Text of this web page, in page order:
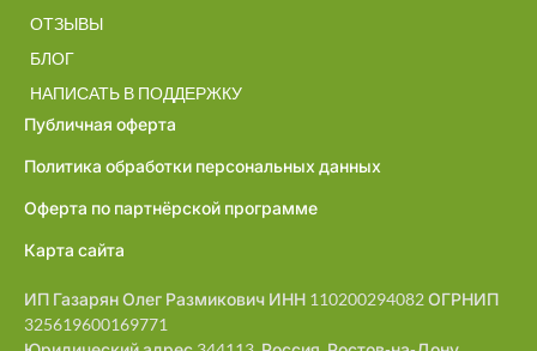
ОТЗЫВЫ
БЛОГ
НАПИСАТЬ В ПОДДЕРЖКУ
Публичная оферта
Политика обработки персональных данных
Оферта по партнёрской программе
Карта сайта
ИП Газарян Олег Размикович ИНН 110200294082 ОГРНИП
325619600169771